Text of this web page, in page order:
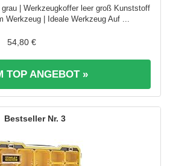
grau | Werkzeugkoffer leer groß Kunststoff
Werkzeug | Ideale Werkzeug Auf ...
54,80 €
TOP ANGEBOT »
3